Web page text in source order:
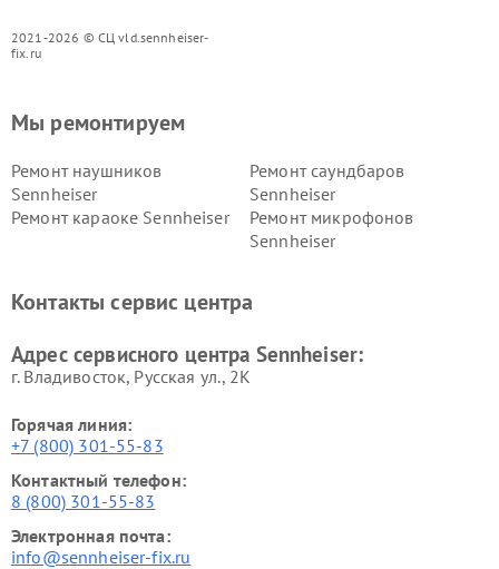
2021-2026 © СЦ vld.sennheiser-
fix.ru
Мы ремонтируем
Ремонт наушников
Sennheiser
Ремонт саундбаров
Sennheiser
Ремонт караоке Sennheiser
Ремонт микрофонов
Sennheiser
Контакты сервис центра
Адрес сервисного центра Sennheiser:
г. Владивосток, Русская ул., 2К
Горячая линия:
+7 (800) 301-55-83
Контактный телефон:
8 (800) 301-55-83
Электронная почта:
info@sennheiser-fix.ru